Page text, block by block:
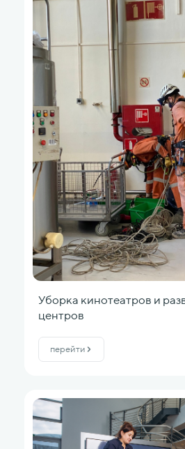
Уборка кинотеатров и
центров
перейти